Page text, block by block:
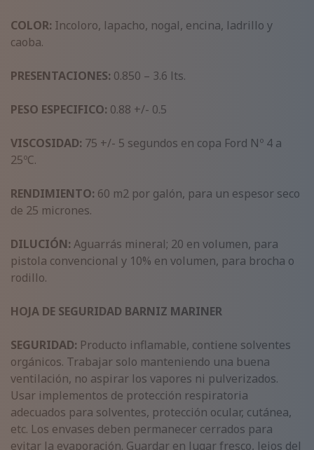
COLOR: Incoloro, lapacho, nogal, encina, ladrillo y
caoba.
PRESENTACIONES: 0.850 – 3.6 lts.
PESO ESPECIFICO: 0.88 +/- 0.5
VISCOSIDAD: 75 +/- 5 segundos en copa Ford Nº 4 a
25ºC.
RENDIMIENTO: 60 m2 por galón, para un espesor seco
de 25 micrones.
DILUCIÓN: Aguarrás mineral; 20 en volumen, para
pistola convencional y 10% en volumen, para brocha o
rodillo.
HOJA DE SEGURIDAD BARNIZ MARINER
SEGURIDAD: Producto inflamable, contiene solventes
orgánicos. Trabajar solo manteniendo una buena
ventilación, no aspirar los vapores ni pulverizados.
Usar implementos de protección respiratoria
adecuados para solventes, protección ocular, cutánea,
etc. Los envases deben permanecer cerrados para
evitar la evaporación. Guardar en lugar fresco, lejos del